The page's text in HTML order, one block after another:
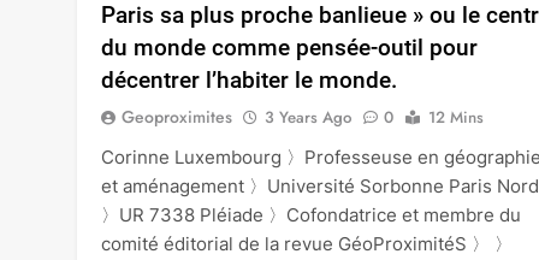
Paris sa plus proche banlieue » ou le
du monde comme pensée-outil pour
décentrer l’habiter le monde.
Geoproximites 3 Years Ago 0
12 Mins
Corinne Luxembourg 〉Professeuse en
et aménagement 〉Université Sorbonne Paris Nord
〉UR 7338 Pléiade 〉Cofondatrice et membre du
comité éditorial de la revue GéoProximitéS 〉 〉